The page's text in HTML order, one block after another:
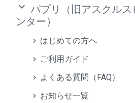
keyboard_arrow_down パプリ（旧アスクル
ンター）
はじめての方へ
ご利用ガイド
よくある質問（FAQ）
お知らせ一覧